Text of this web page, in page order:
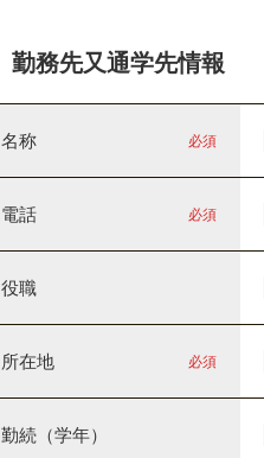
勤務先又通学先情報
名称 必須
電話 必須
役職
所在地 必須
勤続（学年）